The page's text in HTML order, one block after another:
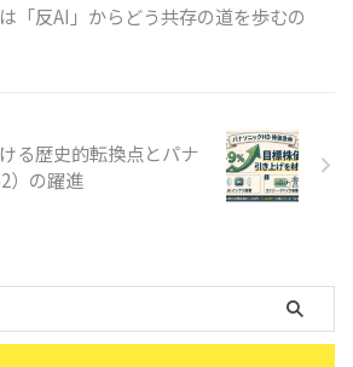
「反AI」からどう共存の道を歩むの
る歴史的転換点とパナ
）の躍進